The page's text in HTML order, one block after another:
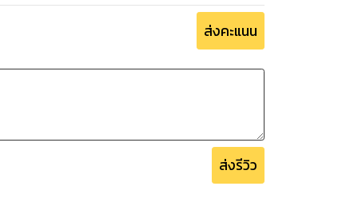
ส่งคะแนน
ส่งรีวิว